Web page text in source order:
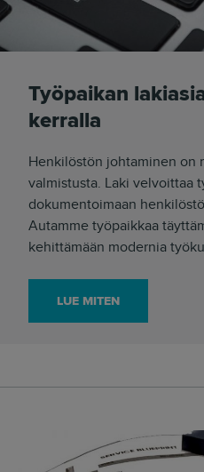
Työpaikan
kerralla
Henkilöstön johtaminen on
valmistusta. Laki velvoittaa
dokumentoimaan
Autamme työpaikkaa
kehittämään modernia
LUE MITEN